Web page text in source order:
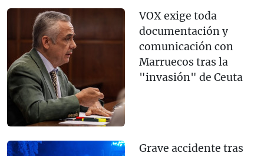
VOX exige toda
documentación y
comunicación con
Marruecos tras la
"invasión" de Ceuta
Grave accidente tras